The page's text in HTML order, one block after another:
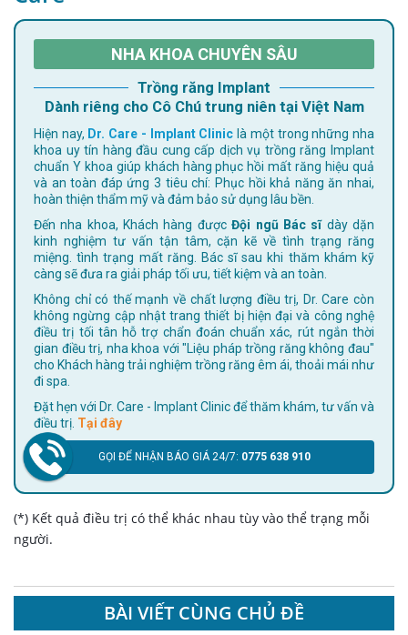
NHA KHOA CHUYÊN SÂU
Trồng răng Implant
Dành riêng cho Cô Chú trung niên tại Việt Nam
Hiện nay, Dr. Care - Implant Clinic là một trong những nha
khoa uy tín hàng đầu cung cấp dịch vụ trồng răng Implant
chuẩn Y khoa giúp khách hàng phục hồi mất răng hiệu quả
và an toàn đáp ứng 3 tiêu chí: Phục hồi khả năng ăn nhai,
hoàn thiện thẩm mỹ và đảm bảo sử dụng lâu bền.
Đến nha khoa, Khách hàng đượcĐội ngũ Bác sĩdày dặn
kinh nghiệm tư vấn tận tâm, cặn kẽ về tình trạng răng
miệng. tình trạng mất răng. Bác sĩ sau khi thăm khám kỹ
càng sẽ đưa ra giải pháp tối ưu, tiết kiệm và an toàn.
Không chỉ có thế mạnh về chất lượng điều trị, Dr. Care còn
không ngừng cập nhật trang thiết bị hiện đại và công nghệ
điều trị tối tân hỗ trợ chẩn đoán chuẩn xác, rút ngắn thời
gian điều trị, nha khoa với "Liệu pháp trồng răng không đau"
cho Khách hàng trải nghiệm trồng răng êm ái, thoải mái như
đi spa.
Đặt hẹn với Dr. Care - Implant Clinic để thăm khám, tư vấn và
điều trị. Tại đây
GỌI ĐỂ NHẬN BÁO GIÁ 24/7: 0775 638 910
(*) Kết quả điều trị có thể khác nhau tùy vào thể trạng mỗi
người.
BÀI VIẾT CÙNG CHỦ ĐỀ